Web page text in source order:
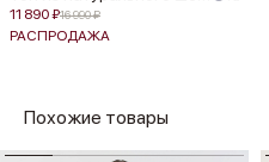
11 890 ₽16 990 ₽
РАСПРОДАЖА
Похожие товары